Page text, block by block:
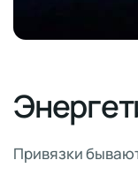
Привязки